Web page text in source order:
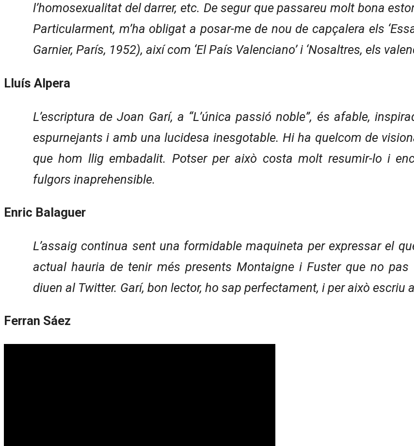
l’homosexualitat del darrer, etc. De segur que passareu molt bona
Particularment, m’ha obligat a posar-me de nou de capçalera els
Garnier, París, 1952), així com ‘El País Valenciano’ i ‘Nosaltres, els
Lluís Alpera
L’escriptura de Joan Garí, a “L’única passió noble”, és afable,
espurnejants i amb una lucidesa inesgotable. Hi ha quelcom de
que hom llig embadalit. Potser per això costa molt resumir-lo i
fulgors inaprehensible.
Enric Balaguer
L’assaig continua sent una formidable maquineta per expressar el
actual hauria de tenir més presents Montaigne i Fuster que no
diuen al Twitter. Garí, bon lector, ho sap perfectament, i per això
Ferran Sáez